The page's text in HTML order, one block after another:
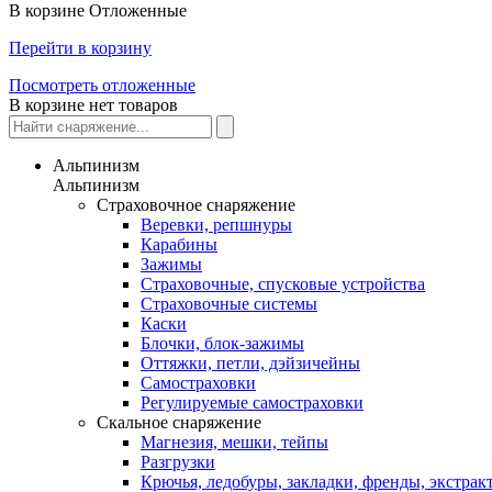
В корзине Отложенные
Перейти в корзину
Посмотреть отложенные
В корзине нет товаров
Альпинизм
Альпинизм
Страховочное снаряжение
Веревки, репшнуры
Карабины
Зажимы
Страховочные, спусковые устройства
Страховочные системы
Каски
Блочки, блок-зажимы
Оттяжки, петли, дэйзичейны
Самостраховки
Регулируемые самостраховки
Скальное снаряжение
Магнезия, мешки, тейпы
Разгрузки
Крючья, ледобуры, закладки, френды,